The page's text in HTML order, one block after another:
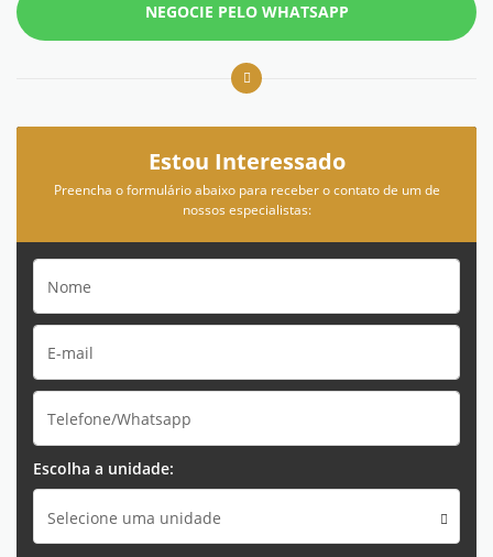
NEGOCIE PELO WHATSAPP
Estou Interessado
Preencha o formulário abaixo para receber o contato de um de
nossos especialistas:
Escolha a unidade:
Selecione uma unidade